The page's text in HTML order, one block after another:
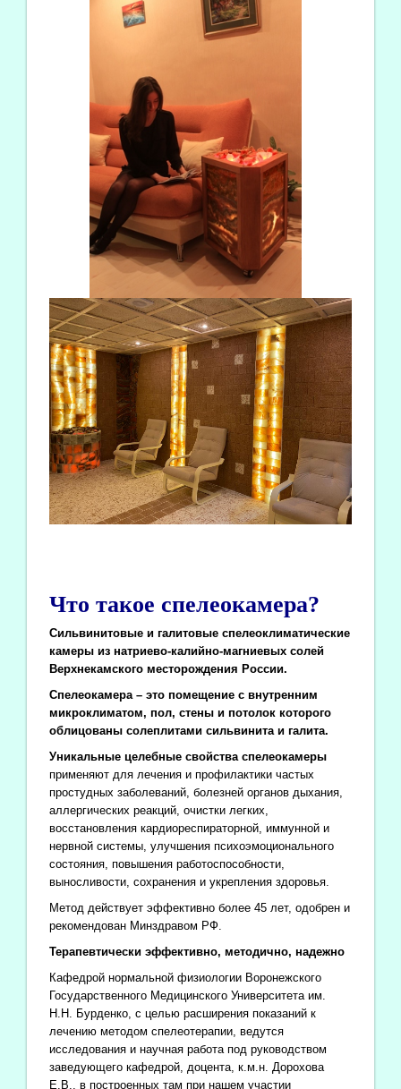
Что такое спелеокамера?
Сильвинитовые и галитовые спелеоклиматические
камеры из натриево-калийно-магниевых солей
Верхнекамского месторождения России.
Спелеокамера – это помещение с внутренним
микроклиматом, пол, стены и потолок которого
облицованы солеплитами сильвинита и галита.
Уникальные целебные свойства спелеокамеры
применяют для лечения и профилактики частых
простудных заболеваний, болезней органов дыхания,
аллергических реакций, очистки легких,
восстановления кардиореспираторной, иммунной и
нервной системы, улучшения психоэмоционального
состояния, повышения работоспособности,
выносливости, сохранения и укрепления здоровья.
Метод действует эффективно более 45 лет, одобрен и
рекомендован Минздравом РФ.
Терапевтически эффективно, методично, надежно
Кафедрой нормальной физиологии Воронежского
Государственного Медицинского Университета им.
Н.Н. Бурденко, с целью расширения показаний к
лечению методом спелеотерапии, ведутся
исследования и научная работа под руководством
заведующего кафедрой, доцента, к.м.н. Дорохова
Е.В., в построенных там при нашем участии